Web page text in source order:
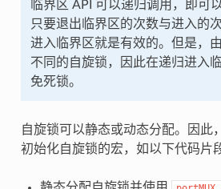
临界区 API 可以递归调用，即可
只要退出临界区的次数与进入的
进入临界区就是有效的。但是，
不同的自旋锁，因此在递归进入
免死锁。
自旋锁可以静态或动态分配。因此
初始化自旋锁的宏，如以下代码片